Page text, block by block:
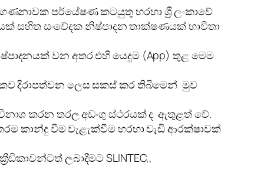
පර්යේෂණ කටයුතු හරහා ශ්‍රී ලංකාවේ
සහිත සංවේදක නිෂ්පාදන තාක්ෂණයක් භාවිතා
වන අතර එහි යෙදුම (App) තුළ මෙම
දිරාපත්වන ලෙස සකස් කර තිබීමෙන් මුව
කරන තරල අඩංගු ස්ථරයක් ද ඇතුළත් වේ.
කාන්දු වීම වැළැක්වීම හරහා වැඩි ආරක්ෂාවක්
ලබාදීමට SLINTEC,,